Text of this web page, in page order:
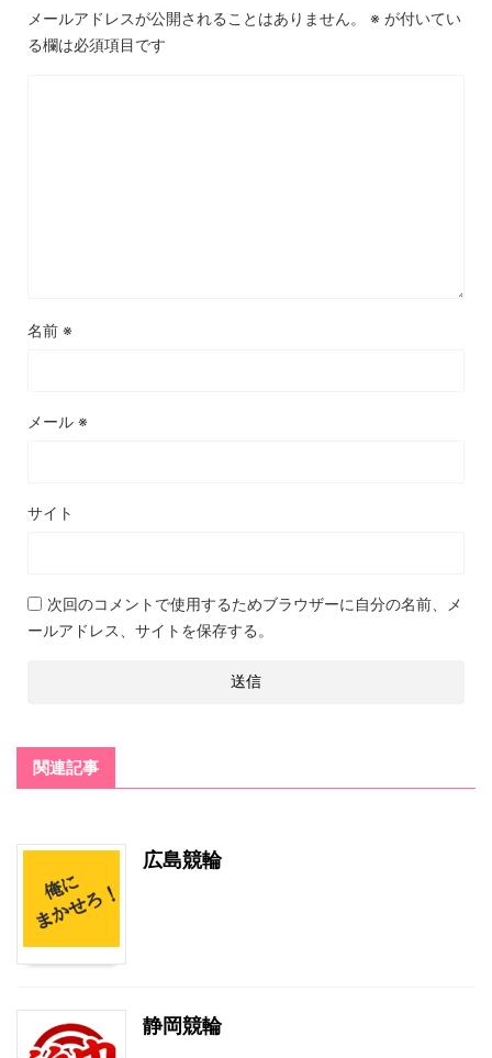
メールアドレスが公開されることはありません。 ※ が付いてい
る欄は必須項目です
名前 ※
メール ※
サイト
次回のコメントで使用するためブラウザーに自分の名前、メ
ールアドレス、サイトを保存する。
関連記事
広島競輪
静岡競輪